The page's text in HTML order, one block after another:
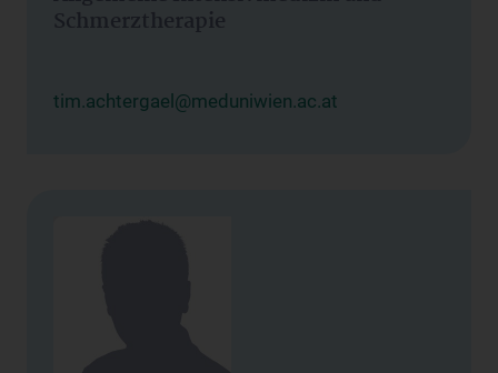
Schmerztherapie
tim.achtergael@meduniwien.ac.at